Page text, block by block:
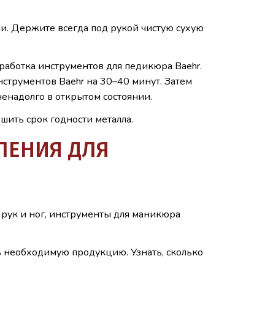
Держите всегда под рукой чистую сухую
инструментов для педикюра Baehr.
Baehr на 30–40 минут. Затем
в открытом состоянии.
срок годности металла.
ДЛЯ
и ног, инструменты для маникюра
продукцию. Узнать, сколько